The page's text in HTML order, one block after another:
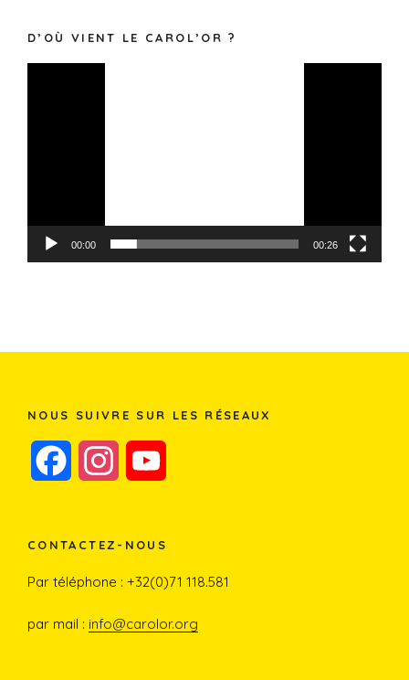
D’OÙ VIENT LE CAROL’OR ?
00:00 00:26
NOUS SUIVRE SUR LES RÉSEAUX
c
e
b
s
t
a
T
u
CONTACTEZ-NOUS
Par téléphone : +32(0)71 118.581
par mail : info@carolor.org